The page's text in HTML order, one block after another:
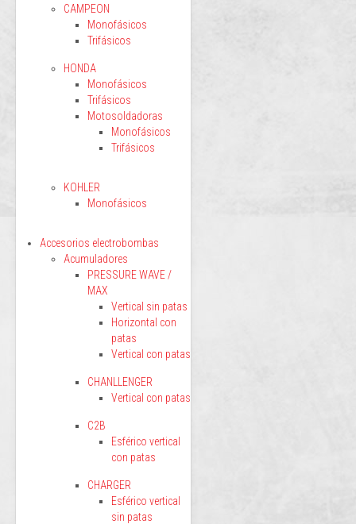
CAMPEON
Monofásicos
Trifásicos
HONDA
Monofásicos
Trifásicos
Motosoldadoras
Monofásicos
Trifásicos
KOHLER
Monofásicos
Accesorios electrobombas
Acumuladores
PRESSURE WAVE /
MAX
Vertical sin patas
Horizontal con
patas
Vertical con patas
CHANLLENGER
Vertical con patas
C2B
Esférico vertical
con patas
CHARGER
Esférico vertical
sin patas